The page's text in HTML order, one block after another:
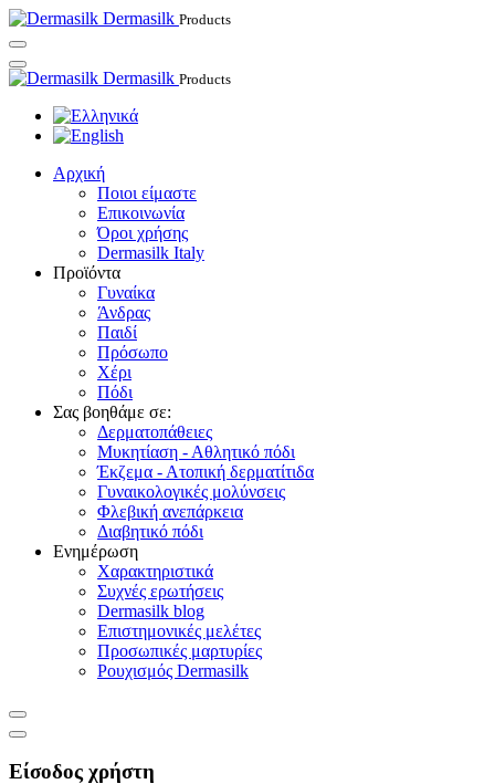
Dermasilk Products
Dermasilk Products
Αρχική
Ποιοι είμαστε
Επικοινωνία
Όροι χρήσης
Dermasilk Italy
Προϊόντα
Γυναίκα
Άνδρας
Παιδί
Πρόσωπο
Χέρι
Πόδι
Σας βοηθάμε σε:
Δερματοπάθειες
Μυκητίαση - Αθλητικό πόδι
Έκζεμα - Ατοπική δερματίτιδα
Γυναικολογικές μολύνσεις
Φλεβική ανεπάρκεια
Διαβητικό πόδι
Ενημέρωση
Χαρακτηριστικά
Συχνές ερωτήσεις
Dermasilk blog
Επιστημονικές μελέτες
Προσωπικές μαρτυρίες
Ρουχισμός Dermasilk
Είσοδος χρήστη